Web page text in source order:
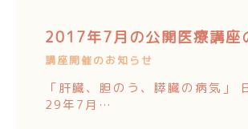
2017年7月の公開医療講座
講座開催のお知らせ
「肝臓、胆のう、膵臓の病気」
29年7月…